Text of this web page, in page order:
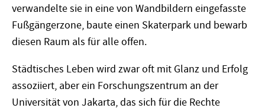
verwandelte sie in eine von Wandbildern eingefasste
Fußgängerzone, baute einen Skaterpark und bewarb
diesen Raum als für alle offen.
Städtisches Leben wird zwar oft mit Glanz und Erfolg
assoziiert, aber ein Forschungszentrum an der
Universität von Jakarta, das sich für die Rechte